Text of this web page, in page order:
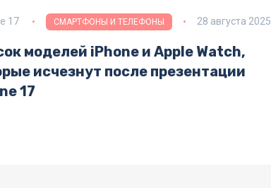
17 СМАРТФОНЫ И ТЕЛЕФОНЫ 28 августа 2025
моделей iPhone и Apple Watch,
исчезнут после презентации
17